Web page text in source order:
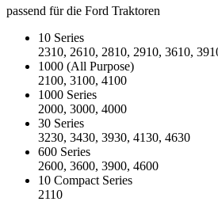
passend für die Ford Traktoren
10 Series
2310, 2610, 2810, 2910, 3610,
1000 (All Purpose)
2100, 3100, 4100
1000 Series
2000, 3000, 4000
30 Series
3230, 3430, 3930, 4130, 4630
600 Series
2600, 3600, 3900, 4600
10 Compact Series
2110